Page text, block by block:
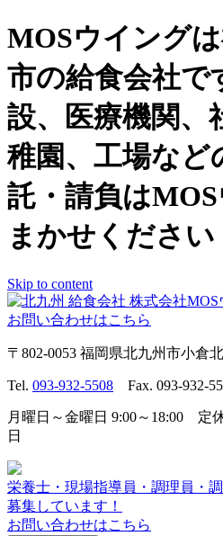
MOSウイング
市の給食会社で
設、医療機関、
稚園、工場など
託・請負は
まかせください
Skip to content
お問い合わせはこちら
〒802-0053 福岡県北九州市小倉
Tel. 093-932-5508 Fax. 093-932-
月曜日～金曜日 9:00～18:00 定
日
栄養士・現場指導員・調理員・
募集しています！
お問い合わせはこちら